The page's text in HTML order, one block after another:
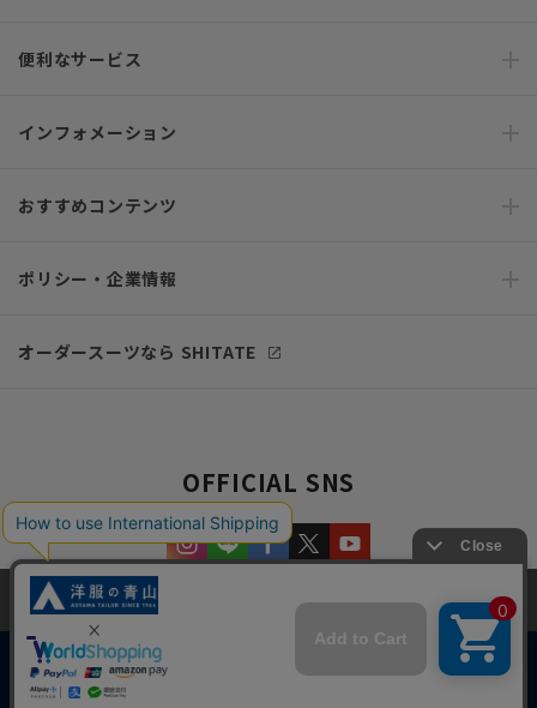
便利なサービス
インフォメーション
おすすめコンテンツ
ポリシー・企業情報
オーダースーツなら SHITATE
OFFICIAL SNS
当サイトでは、快適な閲覧体験とコンテンツ改善のためにCookieを使用
しています。閲覧を続けることで、Cookieの使用に同意したものとみな
します。詳細については